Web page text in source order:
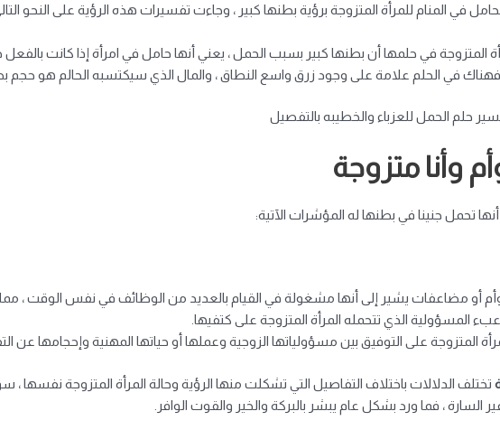
في المنام للمرأة المتزوجة برؤية بطنها كبير ، وجاءت تفسيرات هذه الرؤية على النحو
في حلمها أن بطنها كبير بسبب الحمل ، يعني أنها حامل في امرأة إذا كانت بالفعل
فهناك في الحلم علامة على وجود زرق واسع النطاق ، والمال الذي سيكتسبه الحالم هو حجم
حلم الحمل للعزباء والخطيبه بالتفصيل
وأنا متزوجة
تحمل جنينا في بطنها له المؤشرات الآتية:
أو مضاعفات يشير إلى أنها مشغولة في القيام بالعديد من الوظائف في نفس الوقت ،
المسؤولية الذي تتحمله المرأة المتزوجة على كتفيها.
المتزوجة على التوفيق بين مسؤولياتها الزوجية وعملها أو حياتها المهنية وإحجامها عن
تختلف الدلالات باختلاف التفاصيل التي تشكلت منها الرؤية وحالة المرأة المتزوجة
، فما ورد بشكل عام يبشر بالبركة والخير والقوت الوافر.